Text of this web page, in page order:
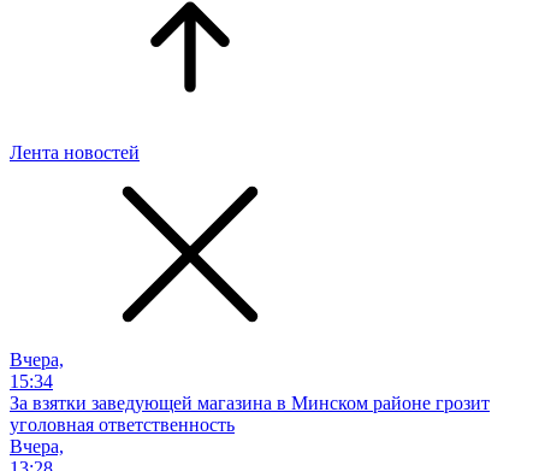
Лента новостей
Вчера,
15:34
За взятки заведующей магазина в Минском районе грозит
уголовная ответственность
Вчера,